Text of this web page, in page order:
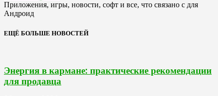
Приложения, игры, новости, софт и все, что связано с для
Андроид
ЕЩЁ БОЛЬШЕ НОВОСТЕЙ
Энергия в кармане: практические рекомендации
для продавца